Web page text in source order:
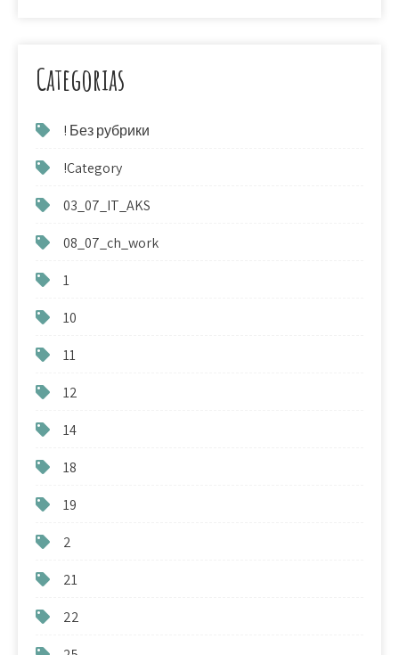
Categorias
! Без рубрики
!Category
03_07_IT_AKS
08_07_ch_work
1
10
11
12
14
18
19
2
21
22